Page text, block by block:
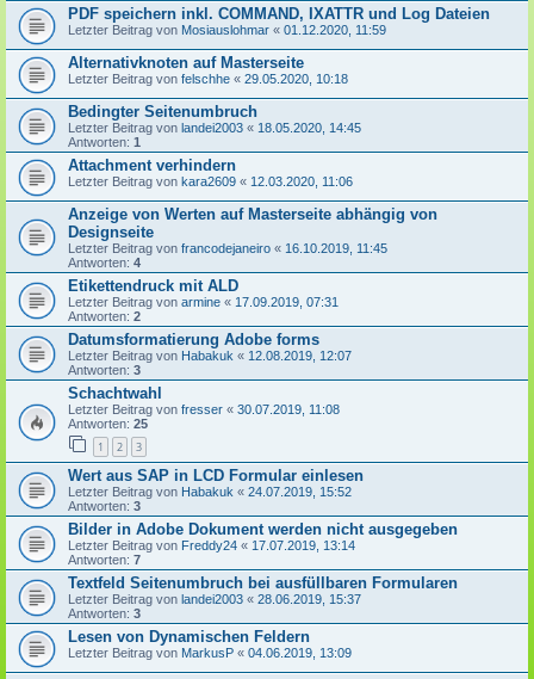
PDF speichern inkl. COMMAND, IXATTR und Log Dateien
Letzter Beitrag von Mosiauslohmar « 01.12.2020, 11:59
Alternativknoten auf Masterseite
Letzter Beitrag von felschhe « 29.05.2020, 10:18
Bedingter Seitenumbruch
Letzter Beitrag von landei2003 « 18.05.2020, 14:45
Antworten: 1
Attachment verhindern
Letzter Beitrag von kara2609 « 12.03.2020, 11:06
Anzeige von Werten auf Masterseite abhängig von
Designseite
Letzter Beitrag von francodejaneiro « 16.10.2019, 11:45
Antworten: 4
Etikettendruck mit ALD
Letzter Beitrag von armine « 17.09.2019, 07:31
Antworten: 2
Datumsformatierung Adobe forms
Letzter Beitrag von Habakuk « 12.08.2019, 12:07
Antworten: 3
Schachtwahl
Letzter Beitrag von fresser « 30.07.2019, 11:08
Antworten: 25
1 2 3
Wert aus SAP in LCD Formular einlesen
Letzter Beitrag von Habakuk « 24.07.2019, 15:52
Antworten: 3
Bilder in Adobe Dokument werden nicht ausgegeben
Letzter Beitrag von Freddy24 « 17.07.2019, 13:14
Antworten: 7
Textfeld Seitenumbruch bei ausfüllbaren Formularen
Letzter Beitrag von landei2003 « 28.06.2019, 15:37
Antworten: 3
Lesen von Dynamischen Feldern
Letzter Beitrag von MarkusP « 04.06.2019, 13:09